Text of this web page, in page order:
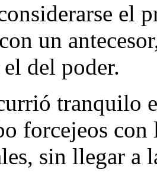
el
un
del poder.
tranquilo
forcejeos
sin llegar a